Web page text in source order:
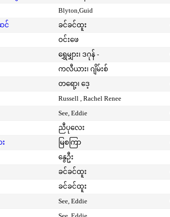
Blyton,Guid
င် ခင်ခင်ထူး
ဝင်းဖေ
ရွှေမျှား၊ ဒဂုန် -
ကလီယား၊ ဂျိမ်းစ်
တရော့၊ ဒေ့
Russell , Rachel Renee
See, Eddie
ညီပုလေး
မြစကြာ
နွေဦး
ခင်ခင်ထူး
ခင်ခင်ထူး
See, Eddie